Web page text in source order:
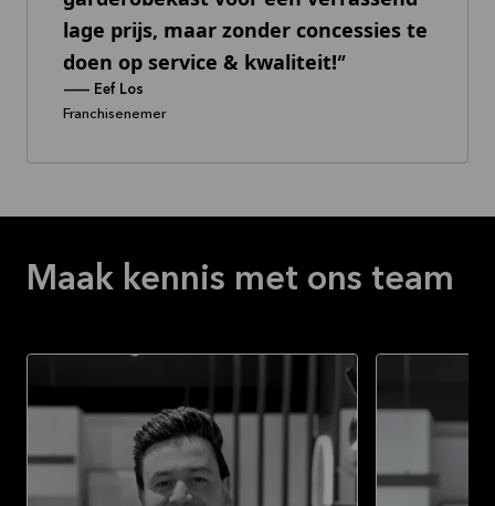
lage prijs, maar zonder concessies te
doen op service & kwaliteit!
-- Eef Los
Franchisenemer
Maak kennis met ons team